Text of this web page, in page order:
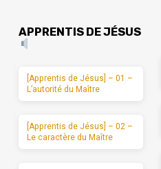
APPRENTIS DE JÉSUS
[Apprentis de Jésus] – 01 –
L’autorité du Maître
[Apprentis de Jésus] – 02 –
Le caractère du Maître